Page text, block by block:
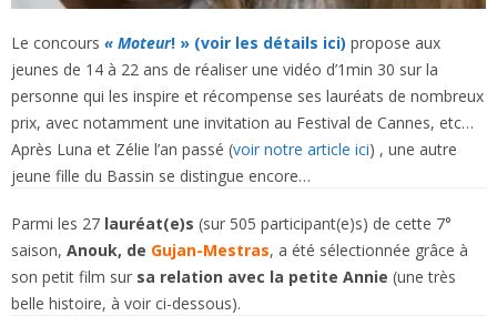
Le concours « Moteur! » (voir les détails ici) propose aux
jeunes de 14 à 22 ans de réaliser une vidéo d’1min 30 sur la
personne qui les inspire et récompense ses lauréats de nombreux
prix, avec notamment une invitation au Festival de Cannes, etc…
Après Luna et Zélie l’an passé (voir notre article ici) , une autre
jeune fille du Bassin se distingue encore…
Parmi les 27 lauréat(e)s (sur 505 participant(e)s) de cette 7°
saison, Anouk, de Gujan-Mestras, a été sélectionnée grâce à
son petit film sursa relation avec la petite Annie (une très
belle histoire, à voir ci-dessous).